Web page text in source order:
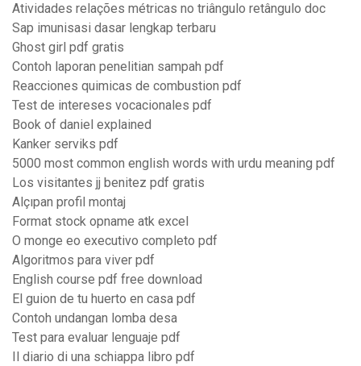
Atividades relações métricas no triângulo retângulo doc
Sap imunisasi dasar lengkap terbaru
Ghost girl pdf gratis
Contoh laporan penelitian sampah pdf
Reacciones quimicas de combustion pdf
Test de intereses vocacionales pdf
Book of daniel explained
Kanker serviks pdf
5000 most common english words with urdu meaning pdf
Los visitantes jj benitez pdf gratis
Alçıpan profil montaj
Format stock opname atk excel
O monge eo executivo completo pdf
Algoritmos para viver pdf
English course pdf free download
El guion de tu huerto en casa pdf
Contoh undangan lomba desa
Test para evaluar lenguaje pdf
Il diario di una schiappa libro pdf